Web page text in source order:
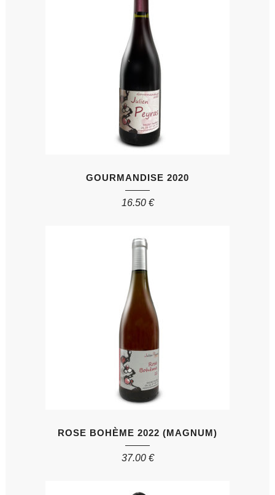
GOURMANDISE 2020
16.50 €
ROSE BOHÈME 2022 (MAGNUM)
37.00 €